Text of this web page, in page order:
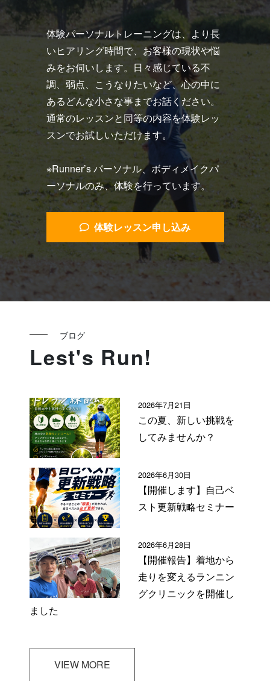
体験パーソナルトレーニングは、より長
いヒアリング時間で、お客様の現状や悩
みをお伺いします。日々感じている不
調、弱点、こうなりたいなど、心の中に
あるどんな小さな事までお話ください。
通常のレッスンと同等の内容を体験レッ
スンでお試しいただけます。
※Runner’s パーソナル、ボディメイクパ
ーソナルのみ、体験を行っています。
体験レッスン申し込み
ブログ
Lest's Run!
2026年7月21日
この夏、新しい挑戦を
してみませんか？
2026年6月30日
【開催します】自己ベ
スト更新戦略セミナー
2026年6月28日
【開催報告】着地から
走りを変えるランニン
グクリニックを開催し
ました
VIEW MORE